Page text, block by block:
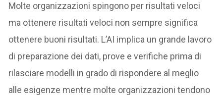
Molte organizzazioni spingono per risultati veloci
ma ottenere risultati veloci non sempre significa
ottenere buoni risultati. L’AI implica un grande lavoro
di preparazione dei dati, prove e verifiche prima di
rilasciare modelli in grado di rispondere al meglio
alle esigenze mentre molte organizzazioni tendono